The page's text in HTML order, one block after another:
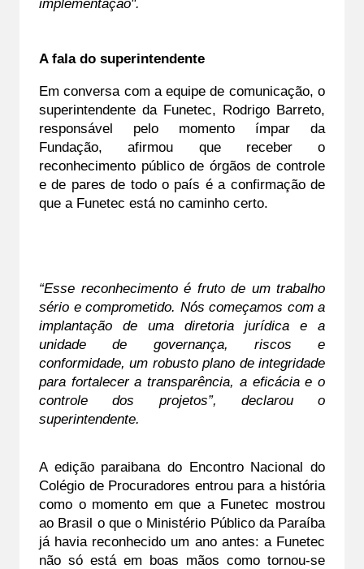
implementação".
A fala do superintendente
Em conversa com a equipe de comunicação, o
superintendente da Funetec, Rodrigo Barreto,
responsável pelo momento ímpar da
Fundação, afirmou que receber o
reconhecimento público de órgãos de controle
e de pares de todo o país é a confirmação de
que a Funetec está no caminho certo.
“Esse reconhecimento é fruto de um trabalho
sério e comprometido. Nós começamos com a
implantação de uma diretoria jurídica e a
unidade de governança, riscos e
conformidade, um robusto plano de integridade
para fortalecer a transparência, a eficácia e o
controle dos projetos”, declarou o
superintendente.
A edição paraibana do Encontro Nacional do
Colégio de Procuradores entrou para a história
como o momento em que a Funetec mostrou
ao Brasil o que o Ministério Público da Paraíba
já havia reconhecido um ano antes: a Funetec
não só está em boas mãos como tornou-se